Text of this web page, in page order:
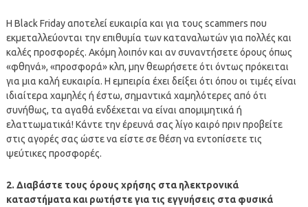
Η Black Friday αποτελεί ευκαιρία και για τους scammers που
εκμεταλλεύονται την επιθυμία των καταναλωτών για πολλές και
καλές προσφορές. Ακόμη λοιπόν και αν συναντήσετε όρους όπως
«φθηνά», «προσφορά» κλπ, μην θεωρήσετε ότι όντως πρόκειται
για μια καλή ευκαιρία. Η εμπειρία έχει δείξει ότι όπου οι τιμές είναι
ιδιαίτερα χαμηλές ή έστω, σημαντικά χαμηλότερες από ότι
συνήθως, τα αγαθά ενδέχεται να είναι απομιμητικά ή
ελαττωματικά! Κάντε την έρευνά σας λίγο καιρό πριν προβείτε
στις αγορές σας ώστε να είστε σε θέση να εντοπίσετε τις
ψεύτικες προσφορές.
2. Διαβάστε τους όρους χρήσης στα ηλεκτρονικά
καταστήματα και ρωτήστε για τις εγγυήσεις στα φυσικά